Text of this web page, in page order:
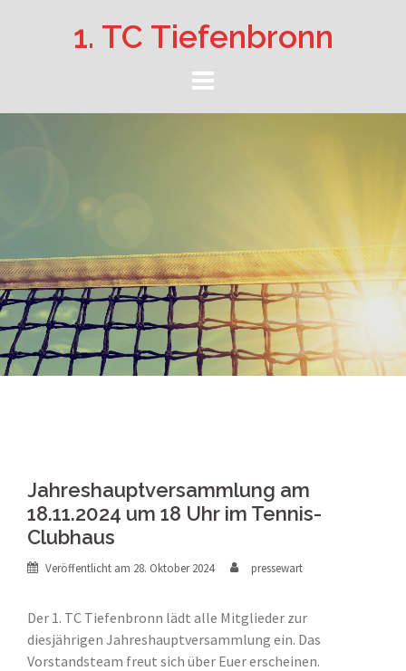
1. TC Tiefenbronn
Jahreshauptversammlung am
18.11.2024 um 18 Uhr im Tennis-
Clubhaus
Veröffentlicht am 28. Oktober 2024 pressewart
Der 1. TC Tiefenbronn lädt alle Mitglieder zur
diesjährigen Jahreshauptversammlung ein. Das
Vorstandsteam freut sich über Euer erscheinen.